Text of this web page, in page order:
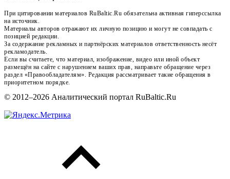
При цитировании материалов RuBaltic.Ru обязательна активная гиперссылка
на источник.
Материалы авторов отражают их личную позицию и могут не совпадать с
позицией редакции.
За содержание рекламных и партнёрских материалов ответственность несёт
рекламодатель.
Если вы считаете, что материал, изображение, видео или иной объект
размещён на сайте с нарушением ваших прав, направьте обращение через
раздел «Правообладателям». Редакция рассматривает такие обращения в
приоритетном порядке.
© 2012–2026 Аналитический портал RuBaltic.Ru